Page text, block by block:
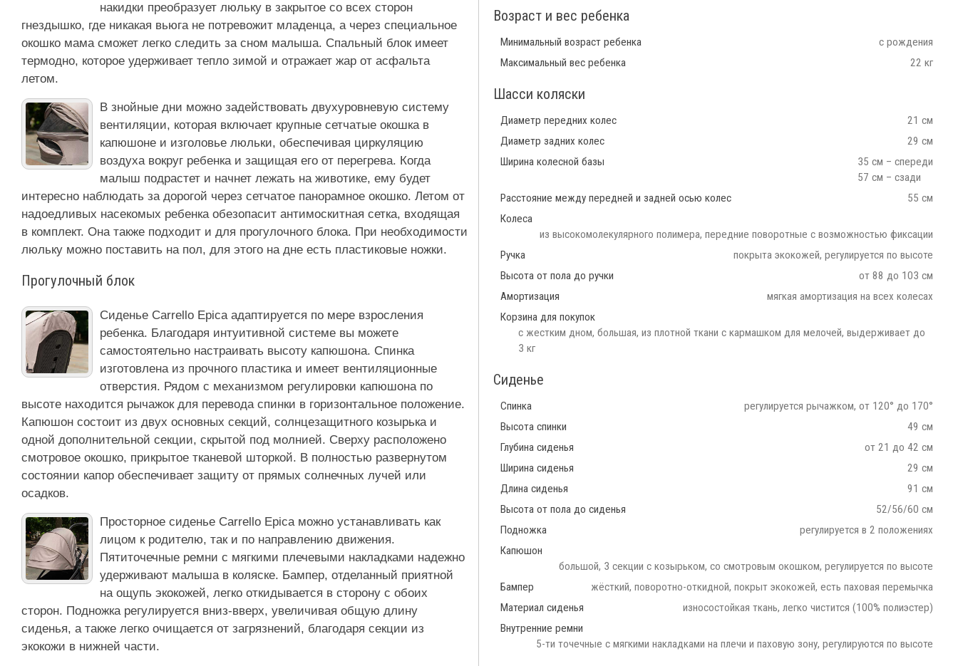
накидки преобразует люльку в закрытое со всех сторон
гнездышко, где никакая вьюга не потревожит младенца, а через специальное
окошко мама сможет легко следить за сном малыша. Спальный блок имеет
термодно, которое удерживает тепло зимой и отражает жар от асфальта
летом.
В знойные дни можно задействовать двухуровневую систему
вентиляции, которая включает крупные сетчатые окошка в
капюшоне и изголовье люльки, обеспечивая циркуляцию
воздуха вокруг ребенка и защищая его от перегрева. Когда
малыш подрастет и начнет лежать на животике, ему будет
интересно наблюдать за дорогой через сетчатое панорамное окошко. Летом от
надоедливых насекомых ребенка обезопасит антимоскитная сетка, входящая
в комплект. Она также подходит и для прогулочного блока. При необходимости
люльку можно поставить на пол, для этого на дне есть пластиковые ножки.
Прогулочный блок
Сиденье Carrello Epica адаптируется по мере взросления
ребенка. Благодаря интуитивной системе вы можете
самостоятельно настраивать высоту капюшона. Спинка
изготовлена из прочного пластика и имеет вентиляционные
отверстия. Рядом с механизмом регулировки капюшона по
высоте находится рычажок для перевода спинки в горизонтальное положение.
Капюшон состоит из двух основных секций, солнцезащитного козырька и
одной дополнительной секции, скрытой под молнией. Сверху расположено
смотровое окошко, прикрытое тканевой шторкой. В полностью развернутом
состоянии капор обеспечивает защиту от прямых солнечных лучей или
осадков.
Просторное сиденье Carrello Epica можно устанавливать как
лицом к родителю, так и по направлению движения.
Пятиточечные ремни с мягкими плечевыми накладками надежно
удерживают малыша в коляске. Бампер, отделанный приятной
на ощупь экокожей, легко откидывается в сторону с обоих
сторон. Подножка регулируется вниз-вверх, увеличивая общую длину
сиденья, а также легко очищается от загрязнений, благодаря секции из
экокожи в нижней части.
Возраст и вес ребенка
Минимальный возраст ребенка
с рождения
Максимальный вес ребенка
22 кг
Шасси коляски
Диаметр передних колес
21 см
Диаметр задних колес
29 см
Ширина колесной базы
35 см – спереди
57 см – сзади
Расстояние между передней и задней осью колес
55 см
Колеса
из высокомолекулярного полимера, передние поворотные с возможностью фиксации
Ручка
покрыта экокожей, регулируется по высоте
Высота от пола до ручки
от 88 до 103 см
Амортизация
мягкая амортизация на всех колесах
Корзина для покупок
с жестким дном, большая, из плотной ткани с кармашком для мелочей, выдерживает до
3 кг
Сиденье
Спинка
регулируется рычажком, от 120° до 170°
Высота спинки
49 см
Глубина сиденья
от 21 до 42 см
Ширина сиденья
29 см
Длина сиденья
91 см
Высота от пола до сиденья
52/56/60 см
Подножка
регулируется в 2 положениях
Капюшон
большой, 3 секции с козырьком, со смотровым окошком, регулируется по высоте
Бампер
жёсткий, поворотно-откидной, покрыт экокожей, есть паховая перемычка
Материал сиденья
износостойкая ткань, легко чистится (100% полиэстер)
Внутренние ремни
5-ти точечные с мягкими накладками на плечи и паховую зону, регулируются по высоте